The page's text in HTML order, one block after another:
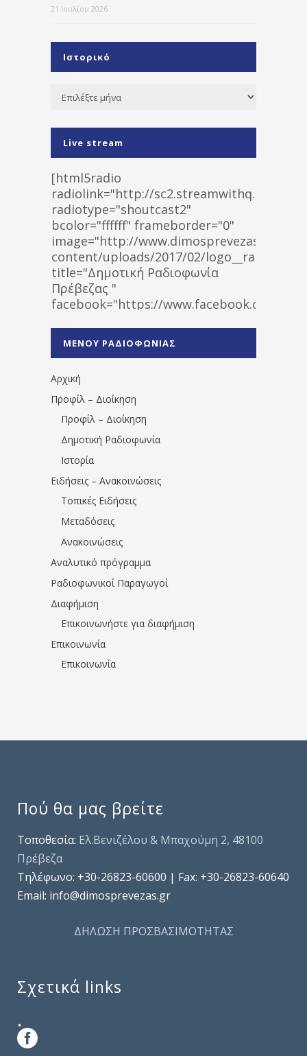
21 Ιουλίου 2026
Ιστορικό
Ιστορικό
Live stream
[html5radio
radiolink="http://
radiotype="shoutcast2"
bcolor="ffffff" frameborder="0"
image="http://www.dimosprevezas.gr/wp-
content/uploads/2017/02/
title="Δημοτική Ραδιοφωνία
Πρέβεζας "
facebook="https://www.facebook.com/
1531194763766854/" artist="" ]
ΜΕΝΟΥ ΡΑΔΙΟΦΩΝΙΑΣ
Αρχική
Προφίλ – Διοίκηση
Προφίλ – Διοίκηση
Δημοτική Ραδιοφωνία
Ιστορία
Ειδήσεις – Ανακοινώσεις
Τοπικές Ειδήσεις
Μεταδόσεις
Ανακοινώσεις
Αναλυτικό πρόγραμμα
Ραδιοφωνικοί Παραγωγοί
Διαφήμιση
Επικοινωνήστε για διαφήμιση
Επικοινωνία
Επικοινωνία
Πού θα μας βρείτε
Τοποθεσία: Ελ.Βενιζέλου & Μπαχούμη 2, 48100
Πρέβεζα
Τηλέφωνo: +30-26823-60600 | Fax: +30-26823-60640
Email: info@dimosprevezas.gr
ΔΗΛΩΣΗ ΠΡΟΣΒΑΣΙΜΟΤΗΤΑΣ
Σχετικά links
.